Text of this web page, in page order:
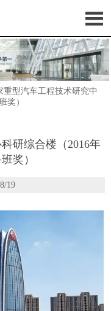

重型汽车工程技术研究中
奖）
研综合楼（2016年
奖）
19